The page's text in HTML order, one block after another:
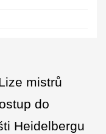
mistrů
do
Heidelbergu